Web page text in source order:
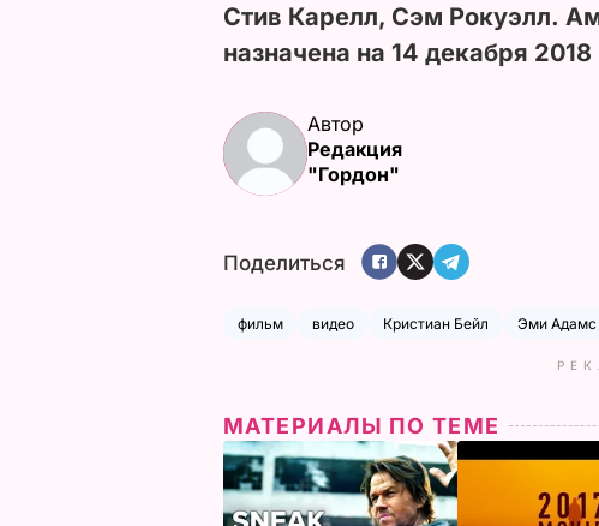
Стив Карелл, Сэм Рокуэлл.
назначена на 14 декабря 2018
Автор
Редакция
"Гордон"
Поделиться
фильм видео Кристиан Бейл Эми Адамс
МАТЕРИАЛЫ ПО ТЕМЕ